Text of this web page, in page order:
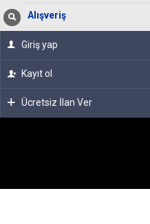
Alışveriş
Giriş yap
Kayıt ol
Ücretsiz İlan Ver